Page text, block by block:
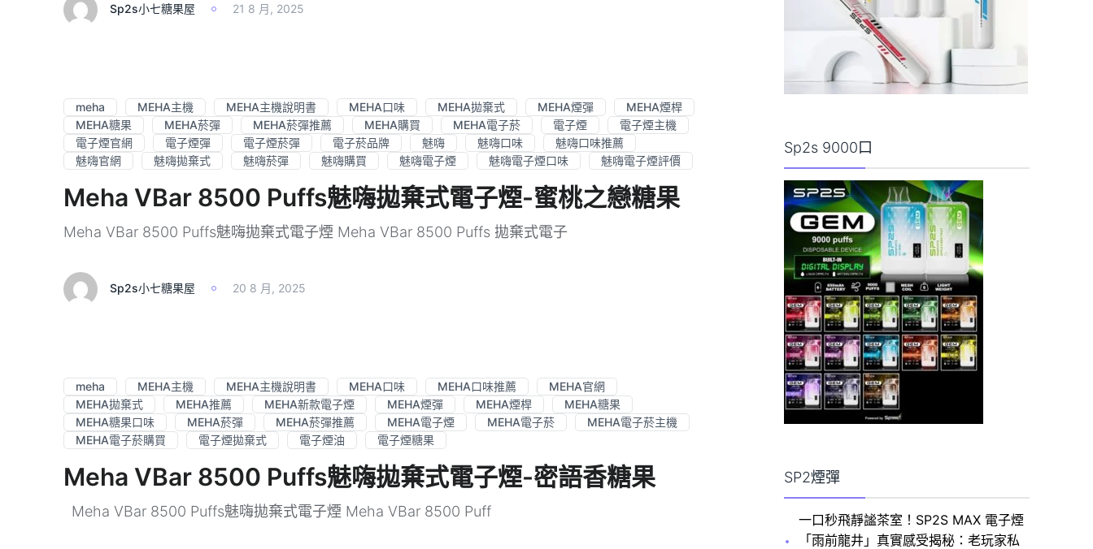
Sp2s小七糖果屋 21 8 月, 2025
meha MEHA主機 MEHA主機說明書 MEHA口味 MEHA拋棄式 MEHA煙彈
MEHA煙桿
MEHA糖果
MEHA菸彈 MEHA菸彈推薦 MEHA購買 MEHA電子菸 電子煙
電子煙主機
電子煙官網
電子煙彈 電子煙菸彈 電子菸品牌 魅嗨 魅嗨口味
魅嗨口味推薦
魅嗨官網
魅嗨拋棄式 魅嗨菸彈 魅嗨購買 魅嗨電子煙 魅嗨電子煙口味 魅嗨電子煙評價
Meha VBar 8500 Puffs魅嗨拋棄式電子煙-蜜桃之戀糖果
Meha VBar 8500 Puffs魅嗨拋棄式電子煙 Meha VBar 8500 Puffs 拋棄式電子
Sp2s小七糖果屋 20 8 月, 2025
meha MEHA主機 MEHA主機說明書 MEHA口味 MEHA口味推薦
MEHA官網
MEHA拋棄式
MEHA推薦 MEHA新款電子煙 MEHA煙彈 MEHA煙桿
MEHA糖果
MEHA糖果口味
MEHA菸彈 MEHA菸彈推薦 MEHA電子煙 MEHA電子菸
MEHA電子菸主機
MEHA電子菸購買
電子煙拋棄式 電子煙油 電子煙糖果
Meha VBar 8500 Puffs魅嗨拋棄式電子煙-密語香糖果
Meha VBar 8500 Puffs魅嗨拋棄式電子煙 Meha VBar 8500 Puff
Sp2s 9000口
SP2煙彈
一口秒飛靜謐茶室！SP2S MAX 電子煙
「雨前龍井」真實感受揭秘：老玩家私